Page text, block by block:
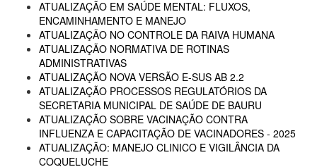
ATUALIZAÇÃO EM SAÚDE MENTAL: FLUXOS,
ENCAMINHAMENTO E MANEJO
ATUALIZAÇÃO NO CONTROLE DA RAIVA HUMANA
ATUALIZAÇÃO NORMATIVA DE ROTINAS
ADMINISTRATIVAS
ATUALIZAÇÃO NOVA VERSÃO E-SUS AB 2.2
ATUALIZAÇÃO PROCESSOS REGULATÓRIOS DA
SECRETARIA MUNICIPAL DE SAÚDE DE BAURU
ATUALIZAÇÃO SOBRE VACINAÇÃO CONTRA
INFLUENZA E CAPACITAÇÃO DE VACINADORES - 2025
ATUALIZAÇÃO: MANEJO CLINICO E VIGILÂNCIA DA
COQUELUCHE